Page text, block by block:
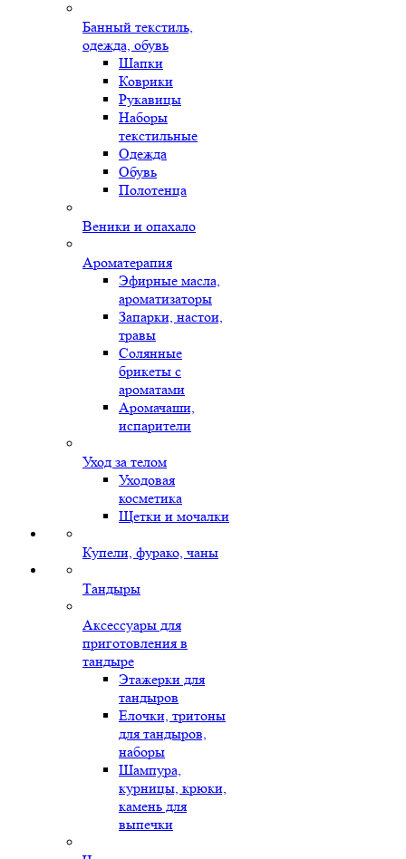
Банный текстиль,
одежда, обувь
Шапки
Коврики
Рукавицы
Наборы
текстильные
Одежда
Обувь
Полотенца
Веники и опахало
Ароматерапия
Эфирные масла,
ароматизаторы
Запарки, настои,
травы
Солянные
брикеты с
ароматами
Аромачаши,
испарители
Уход за телом
Уходовая
косметика
Щетки и мочалки
Купели, фурако, чаны
Тандыры
Аксессуары для
приготовления в
тандыре
Этажерки для
тандыров
Елочки, тритоны
для тандыров,
наборы
Шампура,
курницы, крюки,
камень для
выпечки